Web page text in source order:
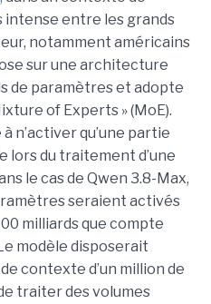
entre les grands
notamment américains
sur une architecture
de paramètres et adopte
of Experts » (MoE).
n’activer qu’une partie
lors du traitement d’une
le cas de Qwen 3.8-Max,
seraient activés
milliards que compte
modèle disposerait
contexte d’un million de
traiter des volumes